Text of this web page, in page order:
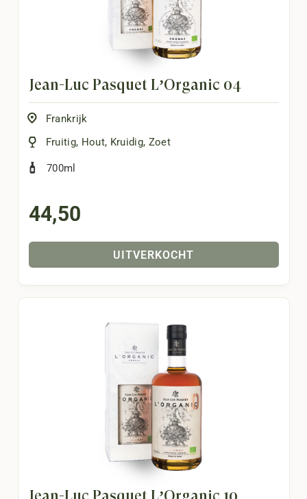
Jean-Luc Pasquet L’Organic 04
Frankrijk
Fruitig, Hout, Kruidig, Zoet
700ml
44,50
UITVERKOCHT